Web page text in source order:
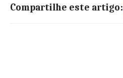
Compartilhe este artigo: